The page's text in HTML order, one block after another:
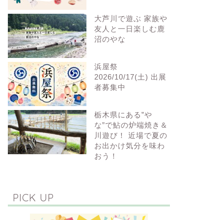
大芦川で遊ぶ 家族や
友人と一日楽しむ鹿
沼のやな
浜屋祭
2026/10/17(土) 出展
者募集中
栃木県にある”や
な”で鮎の炉端焼き＆
川遊び！ 近場で夏の
お出かけ気分を味わ
おう！
PICK UP